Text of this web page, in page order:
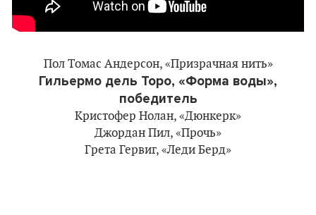
Пол Томас Андерсон, «Призрачная нить»
Гильермо дель Торо, «Форма воды»,
победитель
Кристофер Нолан, «Дюнкерк»
Джордан Пил, «Прочь»
Грета Гервиг, «Леди Берд»